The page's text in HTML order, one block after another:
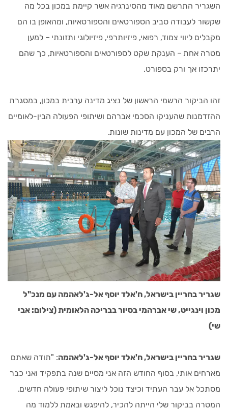
השגריר התרשם מאוד מהסינרגיה אשר קיימת במכון בכל מה
שקשור לעבודה סביב הספורטאים והספורטאיות, ומהאופן בו הם
מקבלים ליווי צמוד, רפואי, פיזיותרפי, פיזיולוגי ותזונתי – למען
מטרה אחת – הענקת שקט לספורטאים והספורטאיות, כך שהם
יתרכזו אך ורק בספורט.
זהו הביקור הרשמי הראשון של נציג מדינה ערבית במכון, במסגרת
ההזדמנות שהעניקו הסכמי אברהם ושיתופי הפעולה הבין-לאומיים
הרבים של המכון עם מדינות שונות.
שגריר בחריין בישראל, ח'אלד יוסף אל-ג'לאהמה עם מנכ"ל
מכון וינגייט, שי אברהמי בסיור בבריכה הלאומית (צילום: אבי
שי)
שגריר בחריין בישראל, ח'אלד יוסף אל-ג'לאהמה: "תודה שאתם
מארחים אותי, בסוף החודש הזה אני מסיים שנה בתפקיד ואני כבר
מסתכל אל עבר העתיד וכיצד נוכל ליצור שיתופי פעולה חדשים.
המטרה בביקור שלי הייתה להכיר, להיפגש ובאמת ללמוד מה